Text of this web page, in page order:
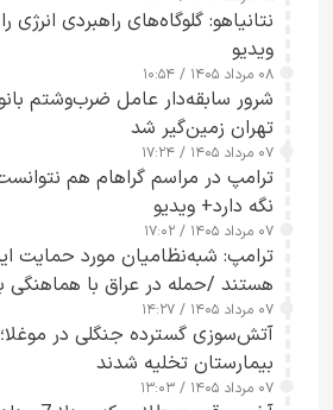
نتانیاهو: گلوگاه‌های راهبردی انرژی
ویدیو
۰۸ مرداد ۱۴۰۵ / ۱۰:۵۴
شرور سابقه‌دار عامل ضرب‌وشتم
تهران زمین‌گیر شد
۰۷ مرداد ۱۴۰۵ / ۱۷:۲۴
ترامپ در مراسم گراهام هم
نگه دارد+ ویدیو
۰۷ مرداد ۱۴۰۵ / ۱۷:۰۲
ترامپ: شبه‌نظامیان مورد حمایت
هستند /حمله در عراق با هماهنگی
۰۷ مرداد ۱۴۰۵ / ۱۴:۲۷
آتش‌سوزی گسترده جنگلی در
بیمارستان تخلیه شدند
۰۷ مرداد ۱۴۰۵ / ۱۳:۰۳